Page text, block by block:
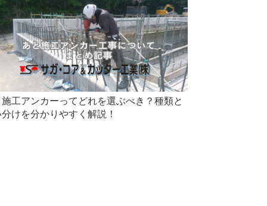
工アンカーってどれを選ぶべき？種類と
けを分かりやすく解説！